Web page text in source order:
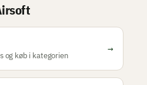
og køb i kategorien
→